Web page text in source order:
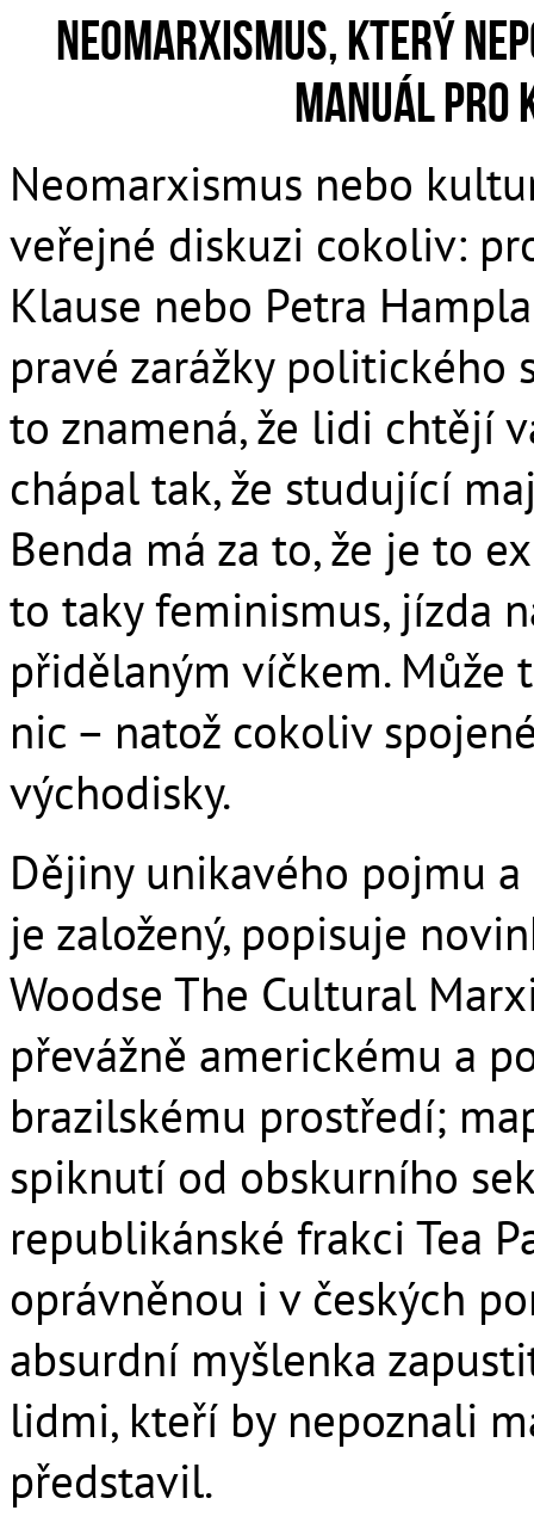
Neomarxismus, který
manuál
Neomarxismus nebo
veřejné diskuzi cokoliv:
Klause nebo Petra
pravé zarážky politického
to znamená, že lidi chtějí
chápal tak, že studující
Benda má za to, že je to
to taky feminismus, jízda
přidělaným víčkem. Může
nic – natož cokoliv
východisky.
Dějiny unikavého pojmu
je založený, popisuje
Woodse The Cultural
převážně americkému a
brazilskému prostředí;
spiknutí od obskurního
republikánské frakci Tea
oprávněnou i v českých
absurdní myšlenka
lidmi, kteří by nepoznali
představil.